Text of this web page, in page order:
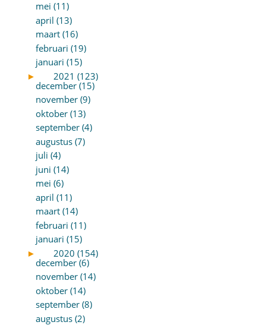
mei (11)
april (13)
maart (16)
februari (19)
januari (15)
►
2021 (123)
december (15)
november (9)
oktober (13)
september (4)
augustus (7)
juli (4)
juni (14)
mei (6)
april (11)
maart (14)
februari (11)
januari (15)
►
2020 (154)
december (6)
november (14)
oktober (14)
september (8)
augustus (2)